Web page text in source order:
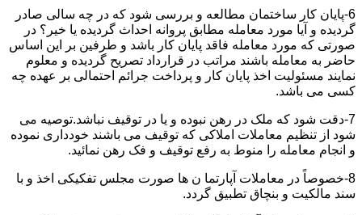
6-پایان کار ساختمان مطالعه و بررسی شود که در چه سالی صادر
گردیده و آیا مورد معامله مطابق پروانه احداث گردیده یا خیر؟ در
صورتی که مورد معامله فاقد پایان کار باشد و طرفین بر این اساس
حاضر به معامله باشند مراتب در قرارداد تصریح گردیده و معلوم
نمایند مسئولیت اخذ پایان کار و پرداخت جرائم احتمالی بر عهده چه
کسی می باشد.
7-دقت شود که ملک در رهن نبوده و یا در توقیف نباشد.توصیه می
شود از تنظیم معاملات املاکی که توقیف می باشند خودداری نموده
و انجام معامله را منوط به رفع توقیف و فک رهن نمائید.
8-خصوصاً در معاملات آپارتما ن ها صورت مجلس تفکیکی اخذ و با
سند مالکیت و بنچاق تطبیق گردد.